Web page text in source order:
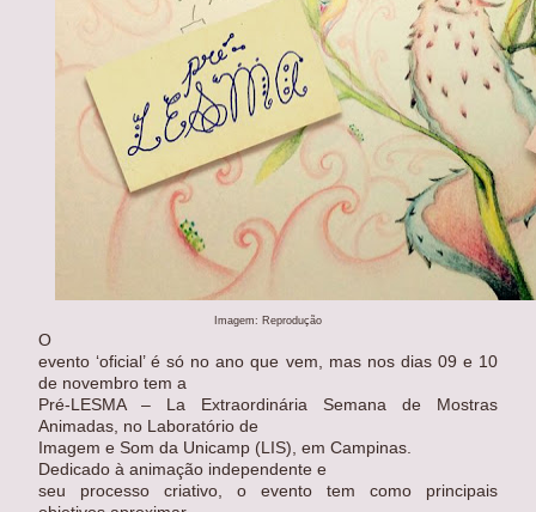
Imagem: Reprodução
O
evento ‘oficial’ é só no ano que vem, mas nos dias 09 e 10
de novembro tem a
Pré-LESMA – La Extraordinária Semana de Mostras
Animadas, no Laboratório de
Imagem e Som da Unicamp (LIS), em Campinas.
Dedicado à animação independente e
seu processo criativo, o evento tem como principais